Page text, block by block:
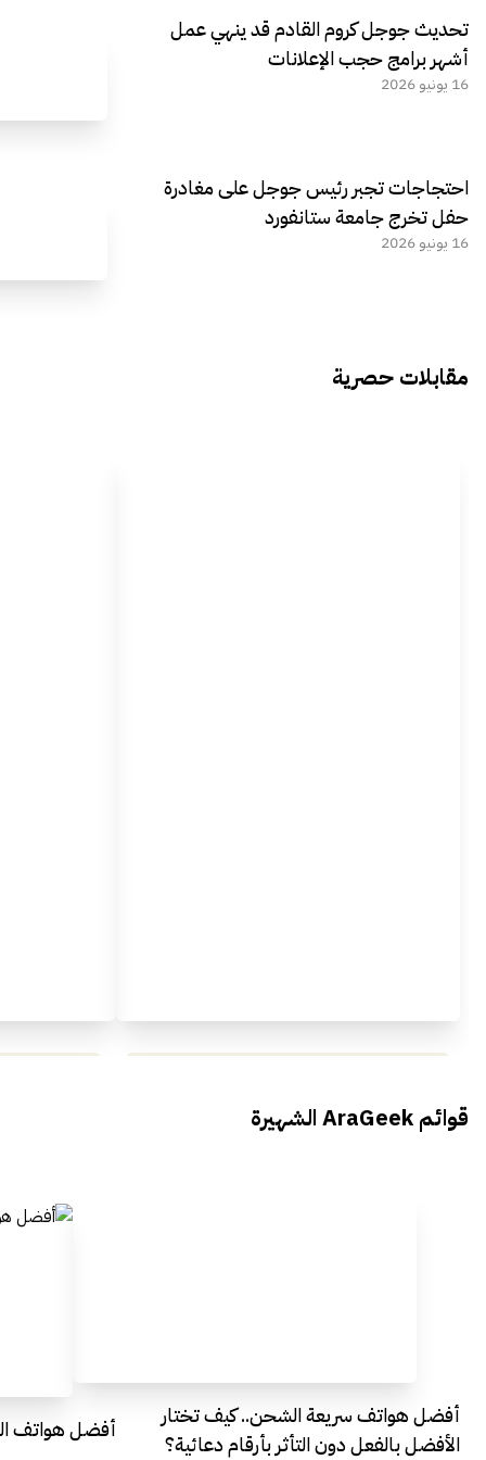
تحديث جوجل كروم القادم قد ينهي عمل
أشهر برامج حجب الإعلانات
16 يونيو 2026
احتجاجات تجبر رئيس جوجل على مغادرة
حفل تخرج جامعة ستانفورد
16 يونيو 2026
مقابلات حصرية
Everything Egypt
قوائم AraGeek الشهيرة
أفضل هواتف سريعة الشحن.. كيف تختار
الأفضل بالفعل دون التأثر بأرقام دعائية؟
أفضل هواتف